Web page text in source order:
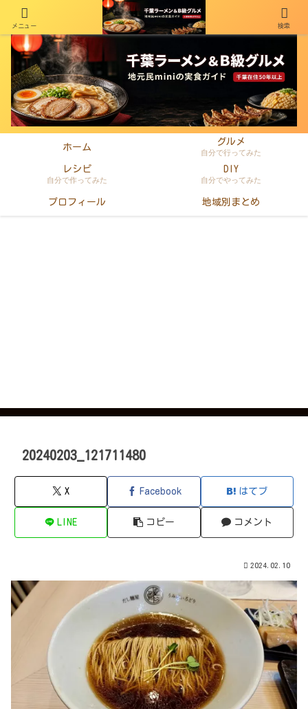
千葉在住50年以上のminiがラーメン・町中華・B級グルメを本音レビュー
ホーム
グルメ
自分で行ってみた
レシピ
自分で作ってみた
DIY
自分でやってみた
プロフィール 地域別まとめ
20240203_121711480
X Facebook はてブ
LINE コピー コメント
2024.02.10
メニュー 検索